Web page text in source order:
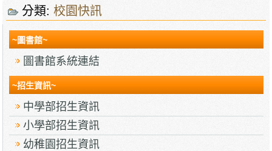
分類:校園快訊
~圖書館~
圖書館系統連結
~招生資訊~
中學部招生資訊
小學部招生資訊
幼稚園招生資訊